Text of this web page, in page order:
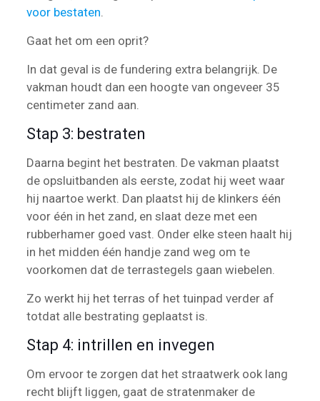
voor bestaten
Gaat het om een oprit?
In dat geval is de fundering extra belangrijk. De
vakman houdt dan een hoogte van ongeveer 35
centimeter zand aan.
Stap 3: bestraten
Daarna begint het bestraten. De vakman plaatst
de opsluitbanden als eerste, zodat hij weet waar
hij naartoe werkt. Dan plaatst hij de klinkers één
voor één in het zand, en slaat deze met een
rubberhamer goed vast. Onder elke steen haalt hij
in het midden één handje zand weg om te
voorkomen dat de terrastegels gaan wiebelen.
Zo werkt hij het terras of het tuinpad verder af
totdat alle bestrating geplaatst is.
Stap 4: intrillen en invegen
Om ervoor te zorgen dat het straatwerk ook lang
recht blijft liggen, gaat de stratenmaker de